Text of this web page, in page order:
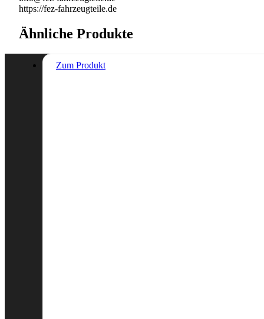
https://fez-fahrzeugteile.de
Ähnliche Produkte
Zum Produkt